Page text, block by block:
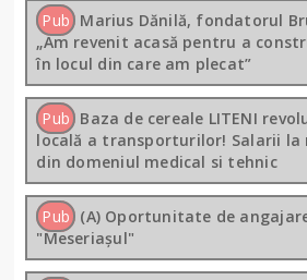
Pub Marius Dănilă, fondatorul
„Am revenit acasă pentru a
în locul din care am plecat”
Pub Baza de cereale LITENI
locală a transporturilor! Salarii la
din domeniul medical si tehnic
Pub (A) Oportunitate de
"Meseriașul"